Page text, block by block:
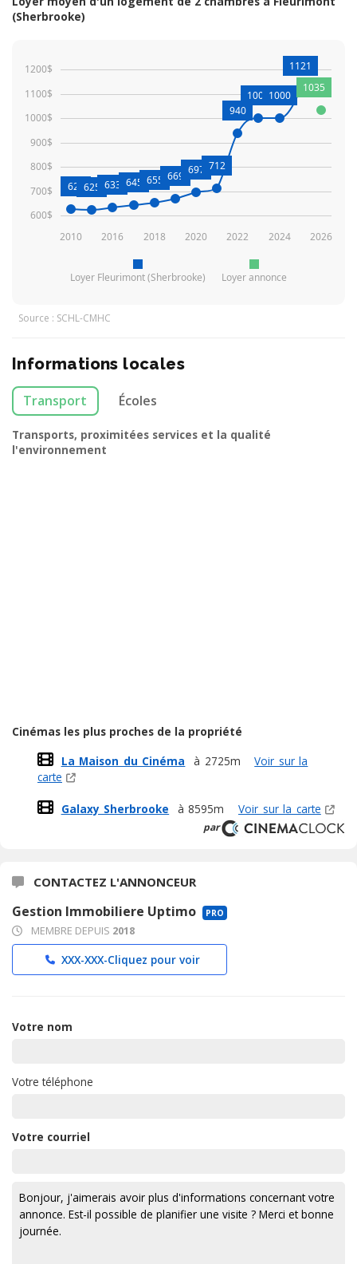
(Sherbrooke)
Loyer Fleurimont (Sherbrooke) Loyer annonce
2010 2016 2018 2020 2022 2024 2026
600$
700$
800$
900$
1000$
1100$
1200$
628625 633 645 655 669 697 712
940
1002 1000
1121
1035
Source : SCHL-CMHC
Informations locales
Transport Écoles
Transports, proximitées services et la qualité
l'environnement
Cinémas les plus proches de la propriété
La Maison du Cinéma
à 2725m
Voir sur la
carte
Galaxy Sherbrooke à 8595m Voir sur la carte
par
CONTACTEZ L'ANNONCEUR
Gestion Immobiliere Uptimo PRO
MEMBRE DEPUIS 2018
XXX-XXX-Cliquez pour voir
Votre nom
Votre téléphone
Votre courriel